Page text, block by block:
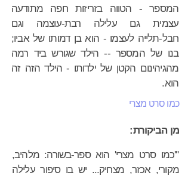
המספר - הטווה בזריזות חפה מתודעה
עצמית גם עלילה רבת-עוצמה וגם
חבל-תלייה לעצמו - הוא בן דמותו של אביו;
בנו של המספר -- הילד שגורש ביד רמה
מהגיהינום הקטן של ילדותו - הילד הזה זה
הוא.
כמו סרט מצרי
מן הביקורת:
"'כמו סרט מצרי' הוא ספר-בשורה: מלהיב,
מקורי, אכזר, מצחיק... יש בו סיפור עלילה